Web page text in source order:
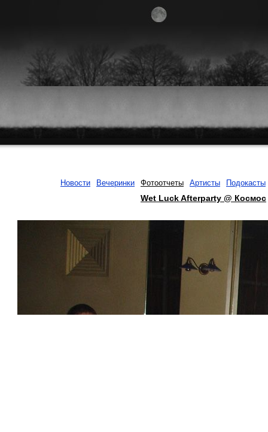
Новости Вечеринки Фотоотчеты Артисты Подокасты
Wet Luck Afterparty @ Космос